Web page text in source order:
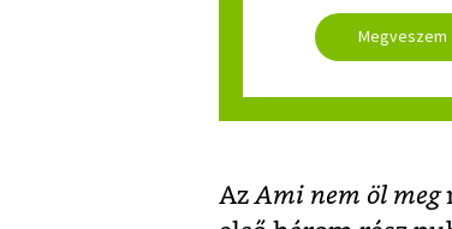
Az Ami nem öl meg